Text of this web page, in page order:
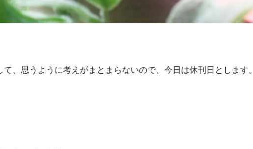
、思うように考えがまとまらないので、今日は休刊日とします。